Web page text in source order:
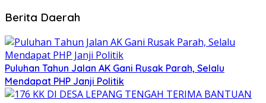
Berita Daerah
Puluhan Tahun Jalan AK Gani Rusak Parah, Selalu
Mendapat PHP Janji Politik